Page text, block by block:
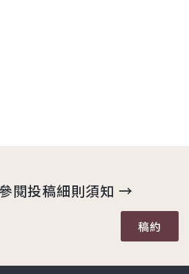
閱投稿細則須知 →
稿約